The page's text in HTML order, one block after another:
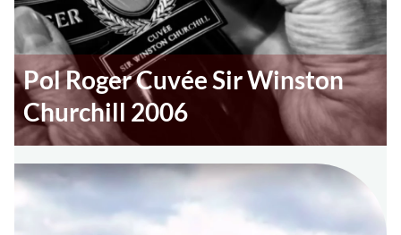
Pol Roger Cuvée Sir Winston
Churchill 2006